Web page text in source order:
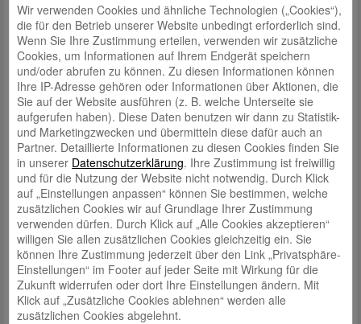
Herr
Frau
Vorname*
Nachname*
Geburtsdatum*
E-Mail*
Aktuelle Adresse
Straße*
Wir verwenden Cookies und ähnliche Technologien („Cookies“),
die für den Betrieb unserer Website unbedingt erforderlich sind.
Wenn Sie Ihre Zustimmung erteilen, verwenden wir zusätzliche
Cookies, um Informationen auf Ihrem Endgerät speichern
und/oder abrufen zu können. Zu diesen Informationen können
Ihre IP-Adresse gehören oder Informationen über Aktionen, die
Sie auf der Website ausführen (z. B. welche Unterseite sie
aufgerufen haben). Diese Daten benutzen wir dann zu Statistik-
und Marketingzwecken und übermitteln diese dafür auch an
Partner. Detaillierte Informationen zu diesen Cookies finden Sie
in unserer Datenschutzerklärung. Ihre Zustimmung ist freiwillig
und für die Nutzung der Website nicht notwendig. Durch Klick
auf „Einstellungen anpassen“ können Sie bestimmen, welche
zusätzlichen Cookies wir auf Grundlage Ihrer Zustimmung
verwenden dürfen. Durch Klick auf „Alle Cookies akzeptieren“
willigen Sie allen zusätzlichen Cookies gleichzeitig ein. Sie
können Ihre Zustimmung jederzeit über den Link „Privatsphäre-
Einstellungen“ im Footer auf jeder Seite mit Wirkung für die
Zukunft widerrufen oder dort Ihre Einstellungen ändern. Mit
Klick auf „Zusätzliche Cookies ablehnen“ werden alle
zusätzlichen Cookies abgelehnt.